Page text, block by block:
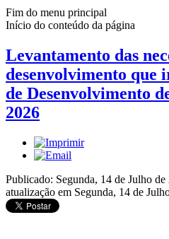
Fim do menu principal
Início do conteúdo da página
Levantamento das
desenvolvimento que
de Desenvolvimento
2026
Publicado: Segunda, 14 de Julho
atualização em Segunda, 14 de